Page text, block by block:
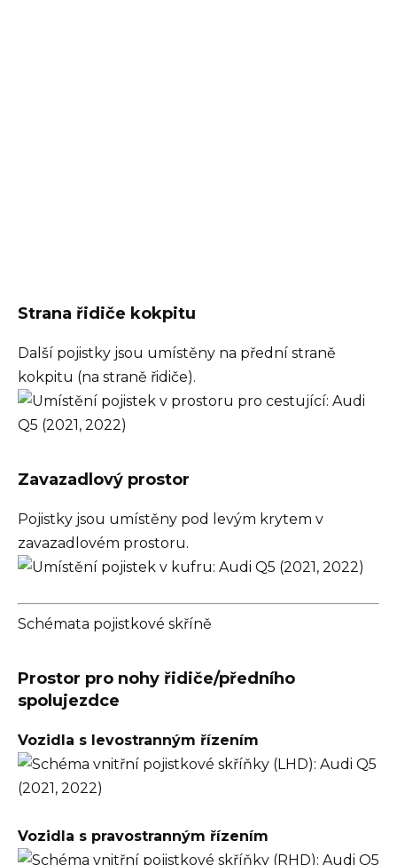
Strana řidiče kokpitu
Další pojistky jsou umístěny na přední straně
kokpitu (na straně řidiče).
Zavazadlový prostor
Pojistky jsou umístěny pod levým krytem v
zavazadlovém prostoru.
Schémata pojistkové skříně
Prostor pro nohy řidiče/předního
spolujezdce
Vozidla s levostranným řízením
Vozidla s pravostranným řízením